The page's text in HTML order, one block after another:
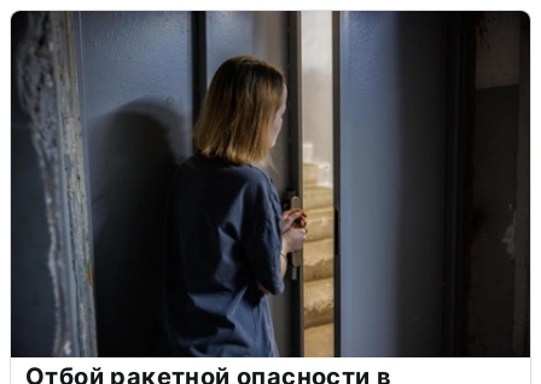
Отбой ракетной опасности в